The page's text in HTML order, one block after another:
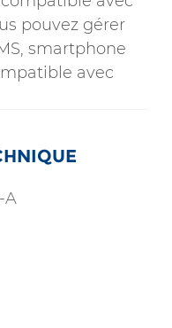
pouvez gérer
smartphone
avec
A